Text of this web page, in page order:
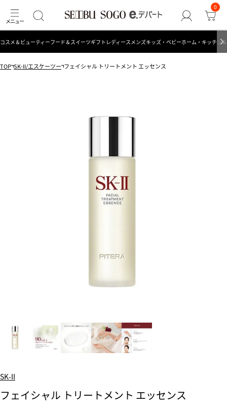
0
コスメ＆ビューティーフード＆スイーツギフト レディース メンズキッズ・ベビーホーム・キッチン
TOP SK-II/エスケーツー フェイシャル トリートメント エッセンス
SK-II
フェイシャル トリートメント エッセンス